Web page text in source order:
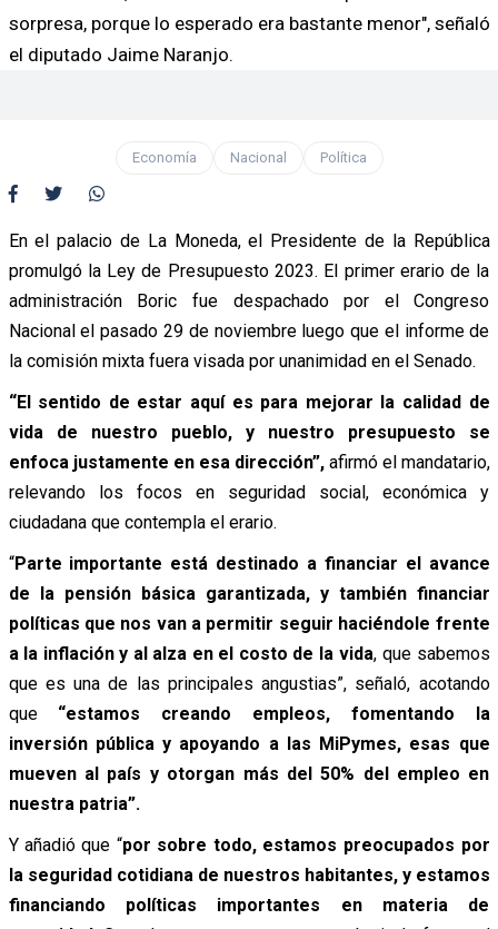
sorpresa, porque lo esperado era bastante menor", señaló
el diputado Jaime Naranjo.
Economía Nacional Política
En el palacio de La Moneda, el Presidente de la República
promulgó la Ley de Presupuesto 2023. El primer erario de la
administración Boric fue despachado por el Congreso
Nacional el pasado 29 de noviembre luego que el informe de
la comisión mixta fuera visada por unanimidad en el Senado.
“El sentido de estar aquí es para mejorar la calidad de
vida de nuestro pueblo, y nuestro presupuesto se
enfoca justamente en esa dirección”,afirmó el mandatario,
relevando los focos en seguridad social, económica y
ciudadana que contempla el erario.
“Parte importante está destinado a financiar el avance
de la pensión básica garantizada, y también financiar
políticas que nos van a permitir seguir haciéndole frente
a la inflación y al alza en el costo de la vida, que sabemos
que es una de las principales angustias”, señaló, acotando
que “estamos creando empleos, fomentando la
inversión pública y apoyando a las MiPymes, esas que
mueven al país y otorgan más del 50% del empleo en
nuestra patria”.
Y añadió que “por sobre todo, estamos preocupados por
la seguridad cotidiana de nuestros habitantes, y estamos
financiando políticas importantes en materia de